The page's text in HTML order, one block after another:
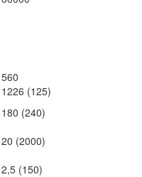
560
1226 (125)
180 (240)
20 (2000)
2,5 (150)